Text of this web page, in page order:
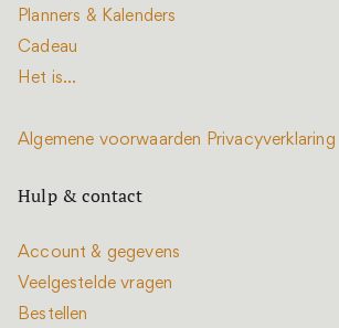
Planners & Kalenders
Cadeau
Het is...
Algemene voorwaarden Privacyverklaring
Hulp & contact
Account & gegevens
Veelgestelde vragen
Bestellen